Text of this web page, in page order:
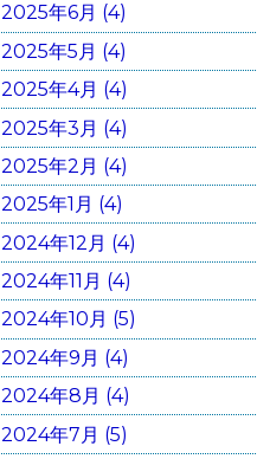
2025年6月 (4)
2025年5月 (4)
2025年4月 (4)
2025年3月 (4)
2025年2月 (4)
2025年1月 (4)
2024年12月 (4)
2024年11月 (4)
2024年10月 (5)
2024年9月 (4)
2024年8月 (4)
2024年7月 (5)